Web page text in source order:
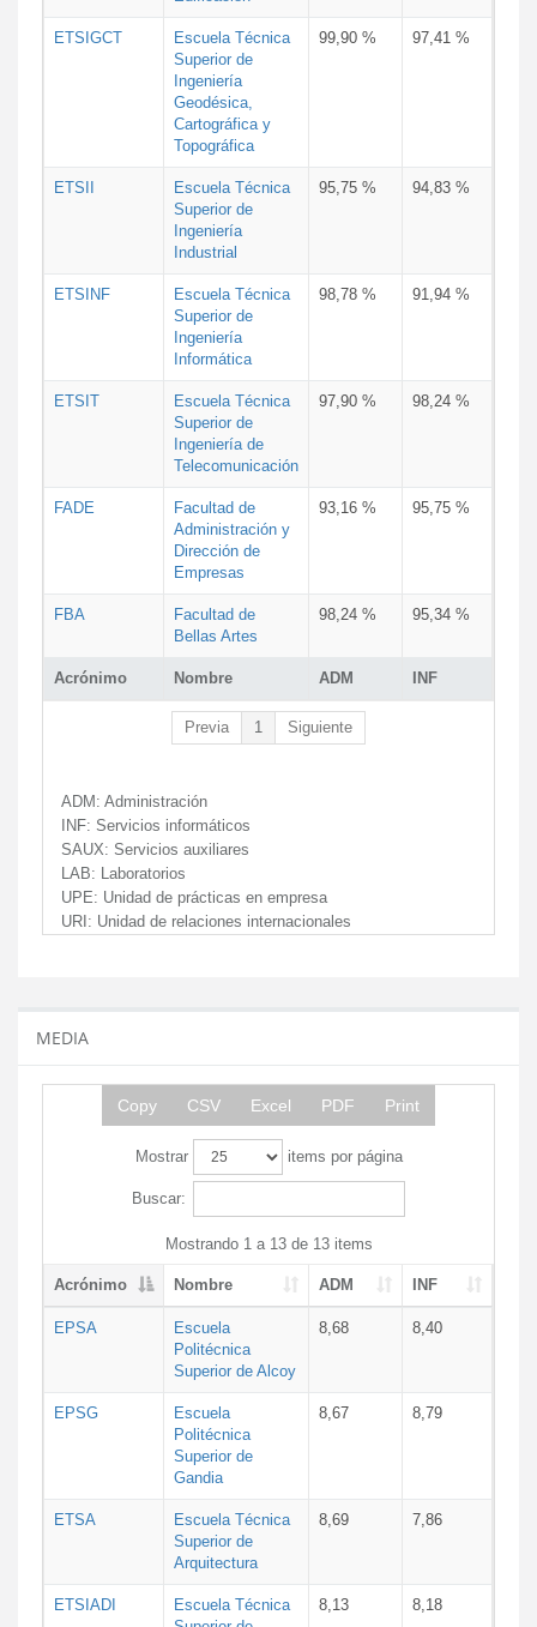
Acrónimo Nombre ADM INF
ETSIGCT
Escuela Técnica
Superior de
Ingeniería
Geodésica,
Cartográfica y
Topográfica
99,90 % 97,41 %
ETSII
Escuela Técnica
Superior de
Ingeniería
Industrial
95,75 % 94,83 %
ETSINF
Escuela Técnica
Superior de
Ingeniería
Informática
98,78 % 91,94 %
ETSIT
Escuela Técnica
Superior de
Ingeniería de
Telecomunicación
97,90 % 98,24 %
FADE
Facultad de
Administración y
Dirección de
Empresas
93,16 % 95,75 %
FBA
Facultad de
Bellas Artes
98,24 % 95,34 %
Previa 1 Siguiente
ADM: Administración
INF: Servicios informáticos
SAUX: Servicios auxiliares
LAB: Laboratorios
UPE: Unidad de prácticas en empresa
URI: Unidad de relaciones internacionales
MEDIA
Copy CSV Excel PDF Print
Mostrar items por página
Buscar:
Mostrando 1 a 13 de 13 items
Acrónimo Nombre ADM INF
EPSA
Escuela
Politécnica
Superior de Alcoy
8,68 8,40
EPSG
Escuela
Politécnica
Superior de
Gandia
8,67 8,79
ETSA
Escuela Técnica
Superior de
Arquitectura
8,69 7,86
ETSIADI
Escuela Técnica
8,13 8,18